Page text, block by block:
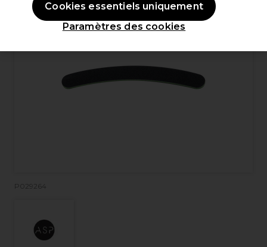
P029264
Paramètres des cookies
Cookies essentiels uniquement